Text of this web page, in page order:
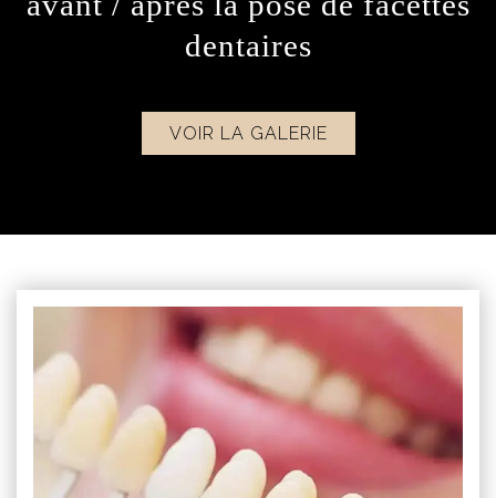
dentaires
VOIR LA GALERIE